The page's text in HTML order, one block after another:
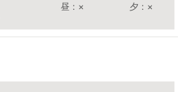
昼 × 夕 ×